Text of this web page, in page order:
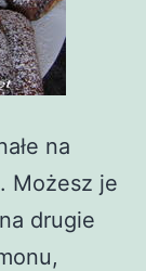
na
Możesz je
drugie